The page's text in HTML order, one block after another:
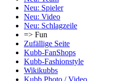
Neu: Spieler
Neu: Video
Neu: Schlagzeile
=> Fun
Zufällige Seite
Kubb-FanShops
Kubb-Fashionstyle
Wikikubbs
Kubb Photo / Video